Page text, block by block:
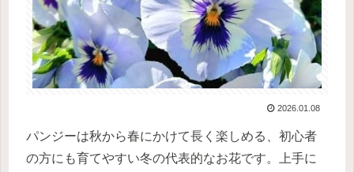
2026.01.08
パンジーは秋から春にかけて長く楽しめる、初心者
の方にも育てやすい冬の代表的なお花です。上手に